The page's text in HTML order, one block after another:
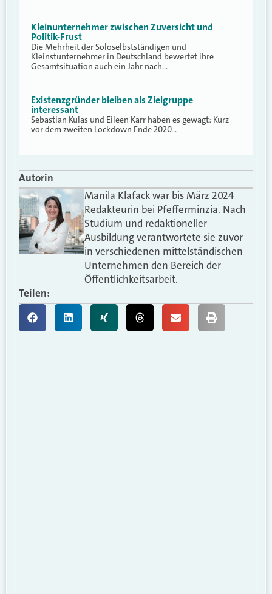
Kleinunternehmer zwischen Zuversicht und
Politik-Frust
Die Mehrheit der Soloselbstständigen und
Kleinstunternehmer in Deutschland bewertet ihre
Gesamtsituation auch ein Jahr nach…
Existenzgründer bleiben als Zielgruppe
interessant
Sebastian Kulas und Eileen Karr haben es gewagt: Kurz
vor dem zweiten Lockdown Ende 2020…
Autorin
Manila Klafack war bis März 2024
Redakteurin bei Pfefferminzia. Nach
Studium und redaktioneller
Ausbildung verantwortete sie zuvor
in verschiedenen mittelständischen
Unternehmen den Bereich der
Öffentlichkeitsarbeit.
Teilen: